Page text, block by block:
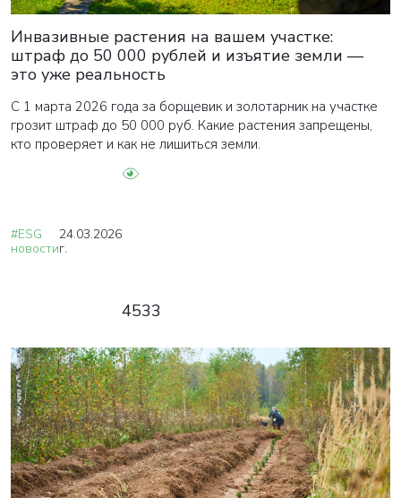
Инвазивные растения на вашем участке:
штраф до 50 000 рублей и изъятие земли —
это уже реальность
С 1 марта 2026 года за борщевик и золотарник на участке
грозит штраф до 50 000 руб. Какие растения запрещены,
кто проверяет и как не лишиться земли.
#ESG
новости
24.03.2026
г.
4533